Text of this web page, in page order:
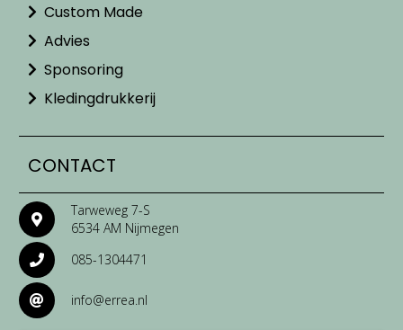
Custom Made
Advies
Sponsoring
Kledingdrukkerij
CONTACT
Tarweweg 7-S
6534 AM Nijmegen
085-1304471
info@errea.nl